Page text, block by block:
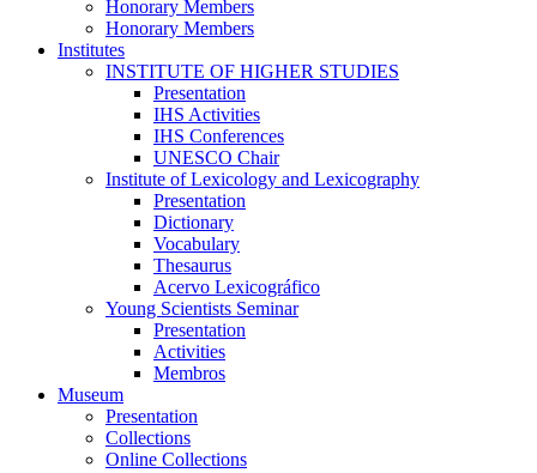
Honorary Members
Honorary Members
Institutes
INSTITUTE OF HIGHER STUDIES
Presentation
IHS Activities
IHS Conferences
UNESCO Chair
Institute of Lexicology and Lexicography
Presentation
Dictionary
Vocabulary
Thesaurus
Acervo Lexicográfico
Young Scientists Seminar
Presentation
Activities
Membros
Museum
Presentation
Collections
Online Collections